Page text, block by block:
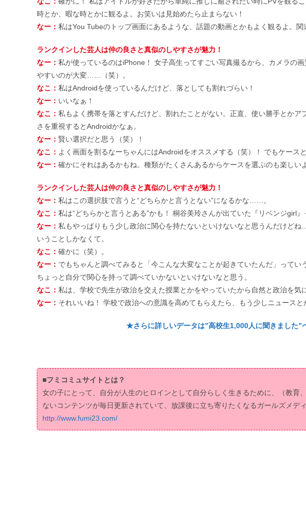
時とか、暇な時とかに観るよ。お笑いは見始めたら止まらない！
なー： 私はYou Tubeのトップ画面にあるような、話題の動画とかもよく観るよ。
ランクインした芸人は仲の良さと真似のしやすさが魅力！
なー： 私が使っているのはiPhone！ 女子高生ってすごい写真撮るから、カメラの
やすいのが大変……（笑）。
なこ： 私はAndroidを使っているんだけど、落としても割れづらい！
なー： いいなぁ！
なこ： 私もよく携帯を落とすんだけど、割れたことがない。正直、使い勝手とか
さを重視するとAndroidかなぁ。
なー： 賢い選択だと思う（笑）！
なこ： よく画面を割るなーちゃんにはAndroidをオススメする（笑）！ でもケース
なー： 確かにそれはあるかもね。種類がたくさんあるからケースを選ぶのも楽しいよ
ランクインした芸人は仲の良さと真似のしやすさが魅力！
なー： 私はこの選択肢で言うと“どちらかと言うとない”になるかな……。
なこ： 私は“どちらかと言うとある”かも！ 桐谷美玲さんが出ていた『リベンジgirl
なー： 私もやっぱりもう少し政治に関心を持たないといけないなと思うんだけど
いうことしかなくて。
なこ： 確かに（笑）。
なー： でもちゃんと調べてみると「今こんな大変なことが起きていたんだ」って
ちょっと自分で関心を持って調べていかないといけないなと思う。
なこ： 私は、学校で先生が政治を交えた授業とかをやっていたから自然と政治を気
なー： それいいね！ 学校で政治への意識を高めてもらえたら、もう少しニュースと
★さらに詳しいデータは”高校生1,000人に聞きました
■フミコミュサイトとは？
女の子にとって、自分が人生のヒロインとして自分らしく生きるために、（教育
ないコンテンツが毎日更新されていて、放課後に立ち寄りたくなるガールズメディ
http://www.fumi23.com/